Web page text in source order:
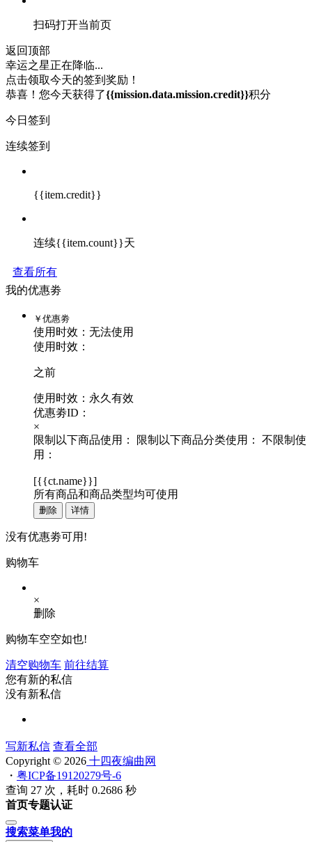
扫码打开当前页
返回顶部
幸运之星正在降临...
点击领取今天的签到奖励！
恭喜！您今天获得了{{mission.data.mission.credit}}积分
今日签到
连续签到
{{item.credit}}
连续{{item.count}}天
查看所有
我的优惠劵
￥ 优惠劵
使用时效： 无法使用
使用时效：
之前
使用时效：永久有效
优惠劵ID：
×
限制以下商品使用：
限制以下商品分类使用：
不限制使
用：
[{{ct.name}}]
所有商品和商品类型均可使用
删除 详情
没有优惠劵可用!
购物车
×
删除
购物车空空如也!
清空购物车 前往结算
您有新的私信
没有新私信
写新私信 查看全部
Copyright © 2026 十四夜编曲网
・ 粤ICP备19120279号-6
查询 27 次，耗时 0.2686 秒
首页专题认证
搜索菜单我的